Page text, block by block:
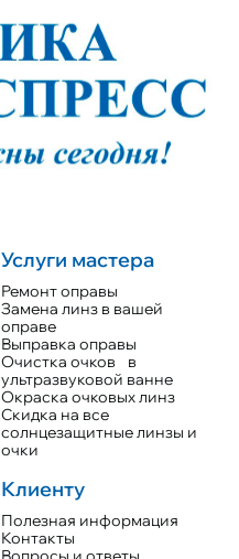
Услуги мастера
Ремонт оправы
Замена линз в вашей
оправе
Выправка оправы
Очистка очков в
ультразвуковой ванне
Окраска очковых линз
Скидка на все
солнцезащитные линзы и
очки
Клиенту
Полезная информация
Контакты